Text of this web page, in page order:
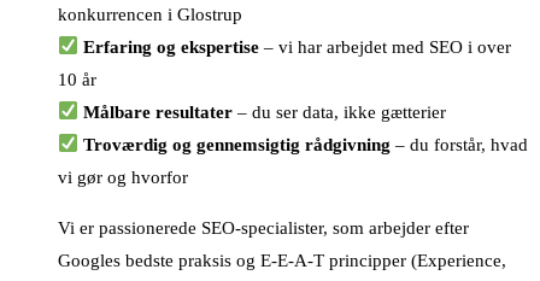
konkurrencen i Glostrup
Erfaring og ekspertise – vi har arbejdet med SEO i over
10 år
Målbare resultater – du ser data, ikke gætterier
Troværdig og gennemsigtig rådgivning – du forstår, hvad
vi gør og hvorfor
Vi er passionerede SEO-specialister, som arbejder efter
Googles bedste praksis og E-E-A-T principper (Experience,